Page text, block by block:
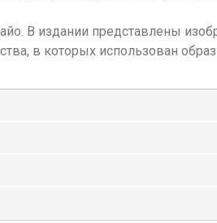
В издании представлены
в которых использован